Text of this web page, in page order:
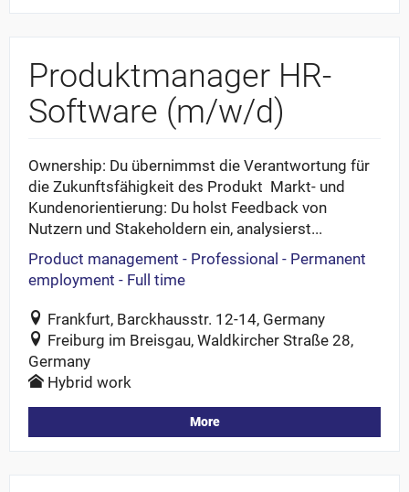
Produktmanager HR-
Software (m/w/d)
Ownership: Du übernimmst die Verantwortung für
die Zukunftsfähigkeit des Produkt Markt- und
Kundenorientierung: Du holst Feedback von
Nutzern und Stakeholdern ein, analysierst...
Product management - Professional - Permanent
employment - Full time
Frankfurt, Barckhausstr. 12-14, Germany
Freiburg im Breisgau, Waldkircher Straße 28,
Germany
Hybrid work
More